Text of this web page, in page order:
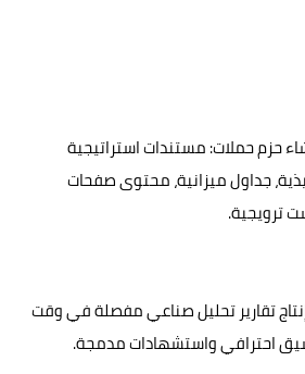
حزم حملات: مستندات استراتيجية
جداول ميزانية، محتوى صفحات
ترويجية.
تقارير تحليل صناعي مفصلة في وقت
احترافي واستشهادات مدمجة.